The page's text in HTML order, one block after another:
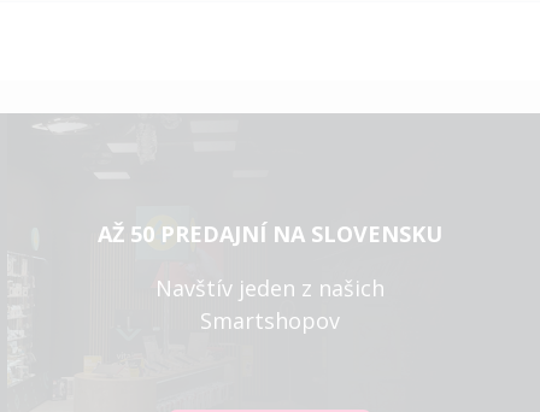
AŽ 50 PREDAJNÍ NA SLOVENSKU
Navštív jeden z našich
Smartshopov